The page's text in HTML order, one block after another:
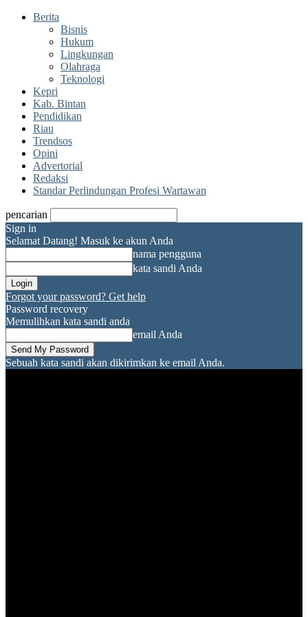
Berita
Bisnis
Hukum
Lingkungan
Olahraga
Teknologi
Kepri
Kab. Bintan
Pendidikan
Riau
Trendsos
Opini
Advertorial
Redaksi
Standar Perlindungan Profesi Wartawan
pencarian
Sign in
Selamat Datang! Masuk ke akun Anda
nama pengguna
kata sandi Anda
Forgot your password? Get help
Password recovery
Memulihkan kata sandi anda
email Anda
Sebuah kata sandi akan dikirimkan ke email Anda.